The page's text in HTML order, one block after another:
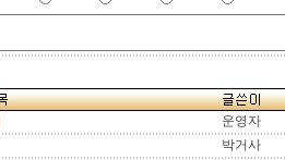
운영자
박거사